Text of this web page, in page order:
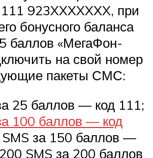
923XXXXXXX, при
бонусного баланса
баллов «МегаФон-
на свой номер
пакеты СМС:
25 баллов — код 111;
100 баллов — код
за 150 баллов —
SMS за 200 баллов